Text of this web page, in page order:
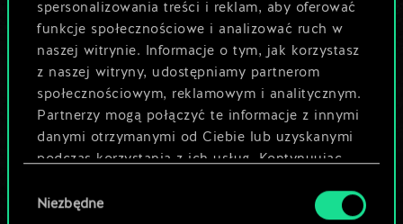
spersonalizowania treści i reklam, aby oferować
funkcje społecznościowe i analizować ruch w
naszej witrynie. Informacje o tym, jak korzystasz
z naszej witryny, udostępniamy partnerom
społecznościowym, reklamowym i analitycznym.
Partnerzy mogą połączyć te informacje z innymi
danymi otrzymanymi od Ciebie lub uzyskanymi
podczas korzystania z ich usług. Kontynuując
używanie plików cookie.
zgody
Niezbędne
Nazwij talię i opisz swoją strategię
Edytuj talię
LUB